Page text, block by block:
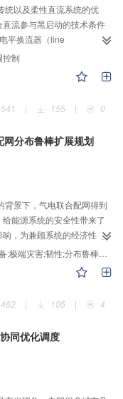
其他3种环流抑制策略作对
kA，将谐波畸变率降低到
接地故障时，本文策略能
低到0.22%。仿真实验结
统以及柔性直流系统的优
流参与黑启动的技术条件
平换流器（line
，LCC–MMC）混合直流
直流的黑启动方法及受端电
先，明确了在起始阶段受
换流器和MMC受端换流
交流系统阶段，采用可增强
。最后，在
黑启动初期LCC采用耗能
电阻启动后采用无源网络
和频率在稳定范围内；在
，所提的3阶段控制切换策
段采用虚拟同步控制可保
两阶段恢复策略相比具有显
略的有效性。
控制
541
| 155 | 0
分布鲁棒扩展规划
背景下，气电联合配网得到
能源系统的安全性带来了
，为兼顾系统的经济性与
气电联合配网分布鲁棒扩
为目标，建立考虑电动汽车
扩展规划模型；然后，考
网分布鲁棒扩展规划模
中基础场景考虑系统的经济
题迭代求解。最后，算例
组和储能设备的规划投
的影响下，通过分布式燃
负荷情况得到减少，但随
端灾害;韧性;分布鲁棒优化
462
| 105 | 4
同优化调度